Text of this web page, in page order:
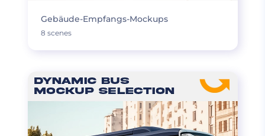
Gebäude-Empfangs-Mockups
8 scenes